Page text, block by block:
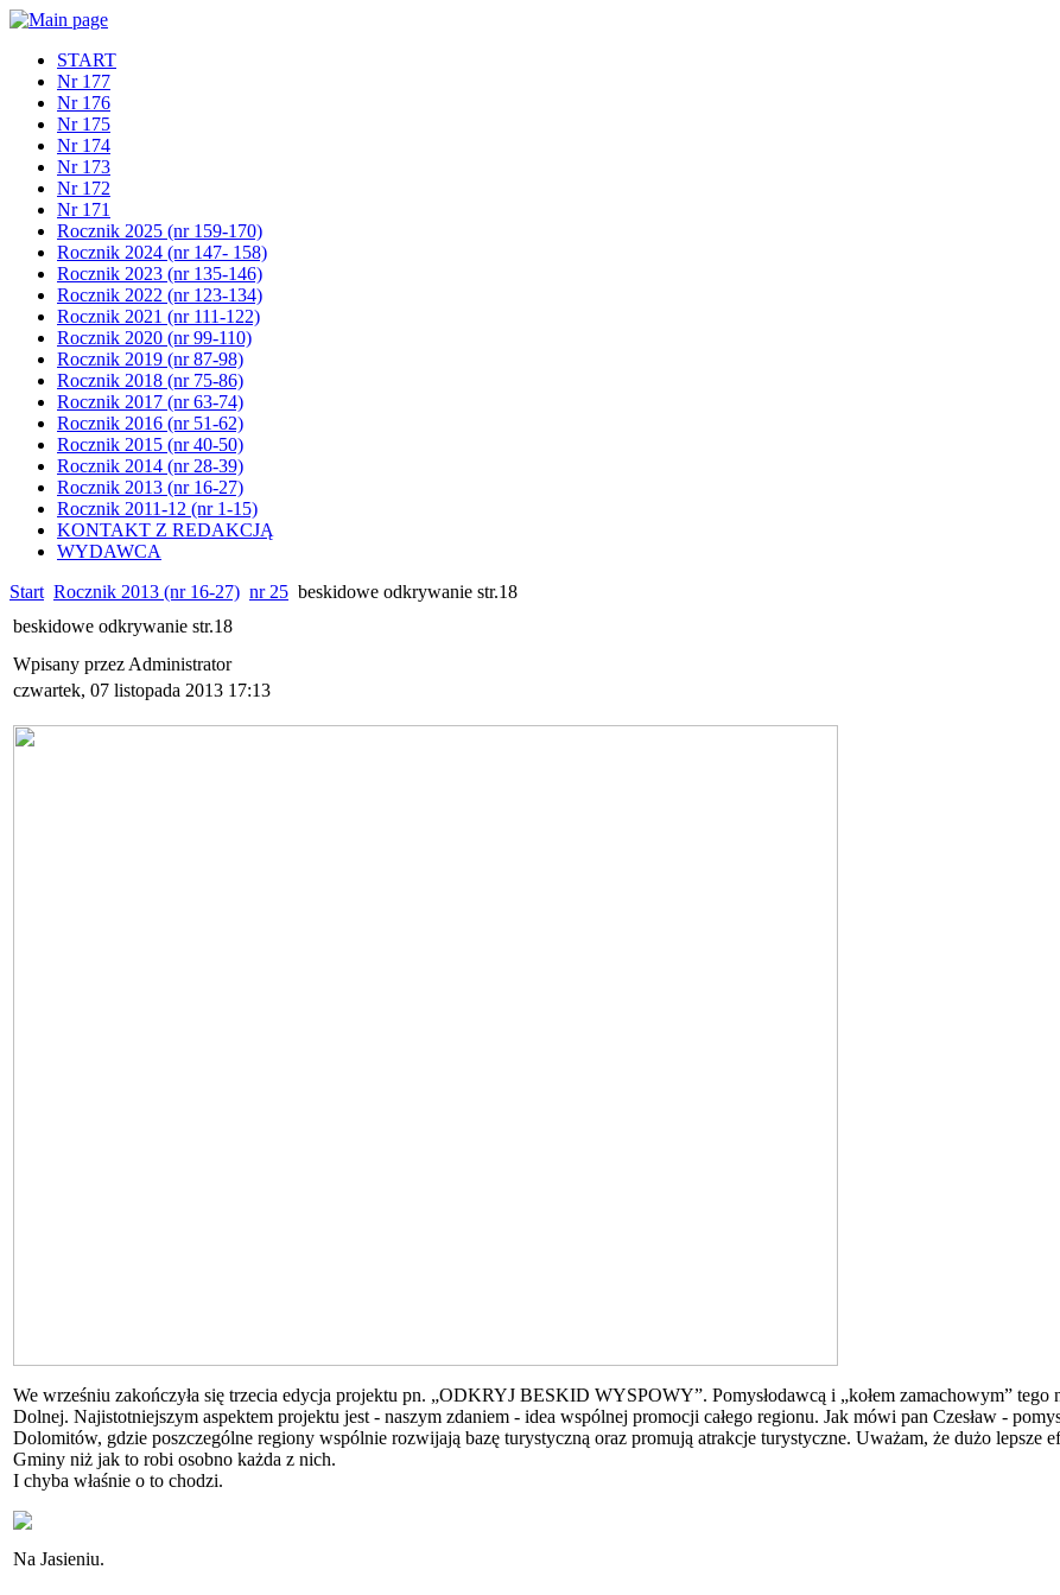
START
Nr 177
Nr 176
Nr 175
Nr 174
Nr 173
Nr 172
Nr 171
Rocznik 2025 (nr 159-170)
Rocznik 2024 (nr 147- 158)
Rocznik 2023 (nr 135-146)
Rocznik 2022 (nr 123-134)
Rocznik 2021 (nr 111-122)
Rocznik 2020 (nr 99-110)
Rocznik 2019 (nr 87-98)
Rocznik 2018 (nr 75-86)
Rocznik 2017 (nr 63-74)
Rocznik 2016 (nr 51-62)
Rocznik 2015 (nr 40-50)
Rocznik 2014 (nr 28-39)
Rocznik 2013 (nr 16-27)
Rocznik 2011-12 (nr 1-15)
KONTAKT Z REDAKCJĄ
WYDAWCA
Start Rocznik 2013 (nr 16-27) nr 25 beskidowe odkrywanie str.18
beskidowe odkrywanie str.18
Wpisany przez Administrator
czwartek, 07 listopada 2013 17:13
We wrześniu zakończyła się trzecia edycja projektu pn. „ODKRYJ BESKID WYSPOWY”. Pomysłodawcą i „kołem zamachowym” tego
Dolnej. Najistotniejszym aspektem projektu jest - naszym zdaniem - idea wspólnej promocji całego regionu. Jak mówi pan Czesław -
Dolomitów, gdzie poszczególne regiony wspólnie rozwijają bazę turystyczną oraz promują atrakcje turystyczne. Uważam, że dużo lepsze
Gminy niż jak to robi osobno każda z nich.
I chyba właśnie o to chodzi.
Na Jasieniu.